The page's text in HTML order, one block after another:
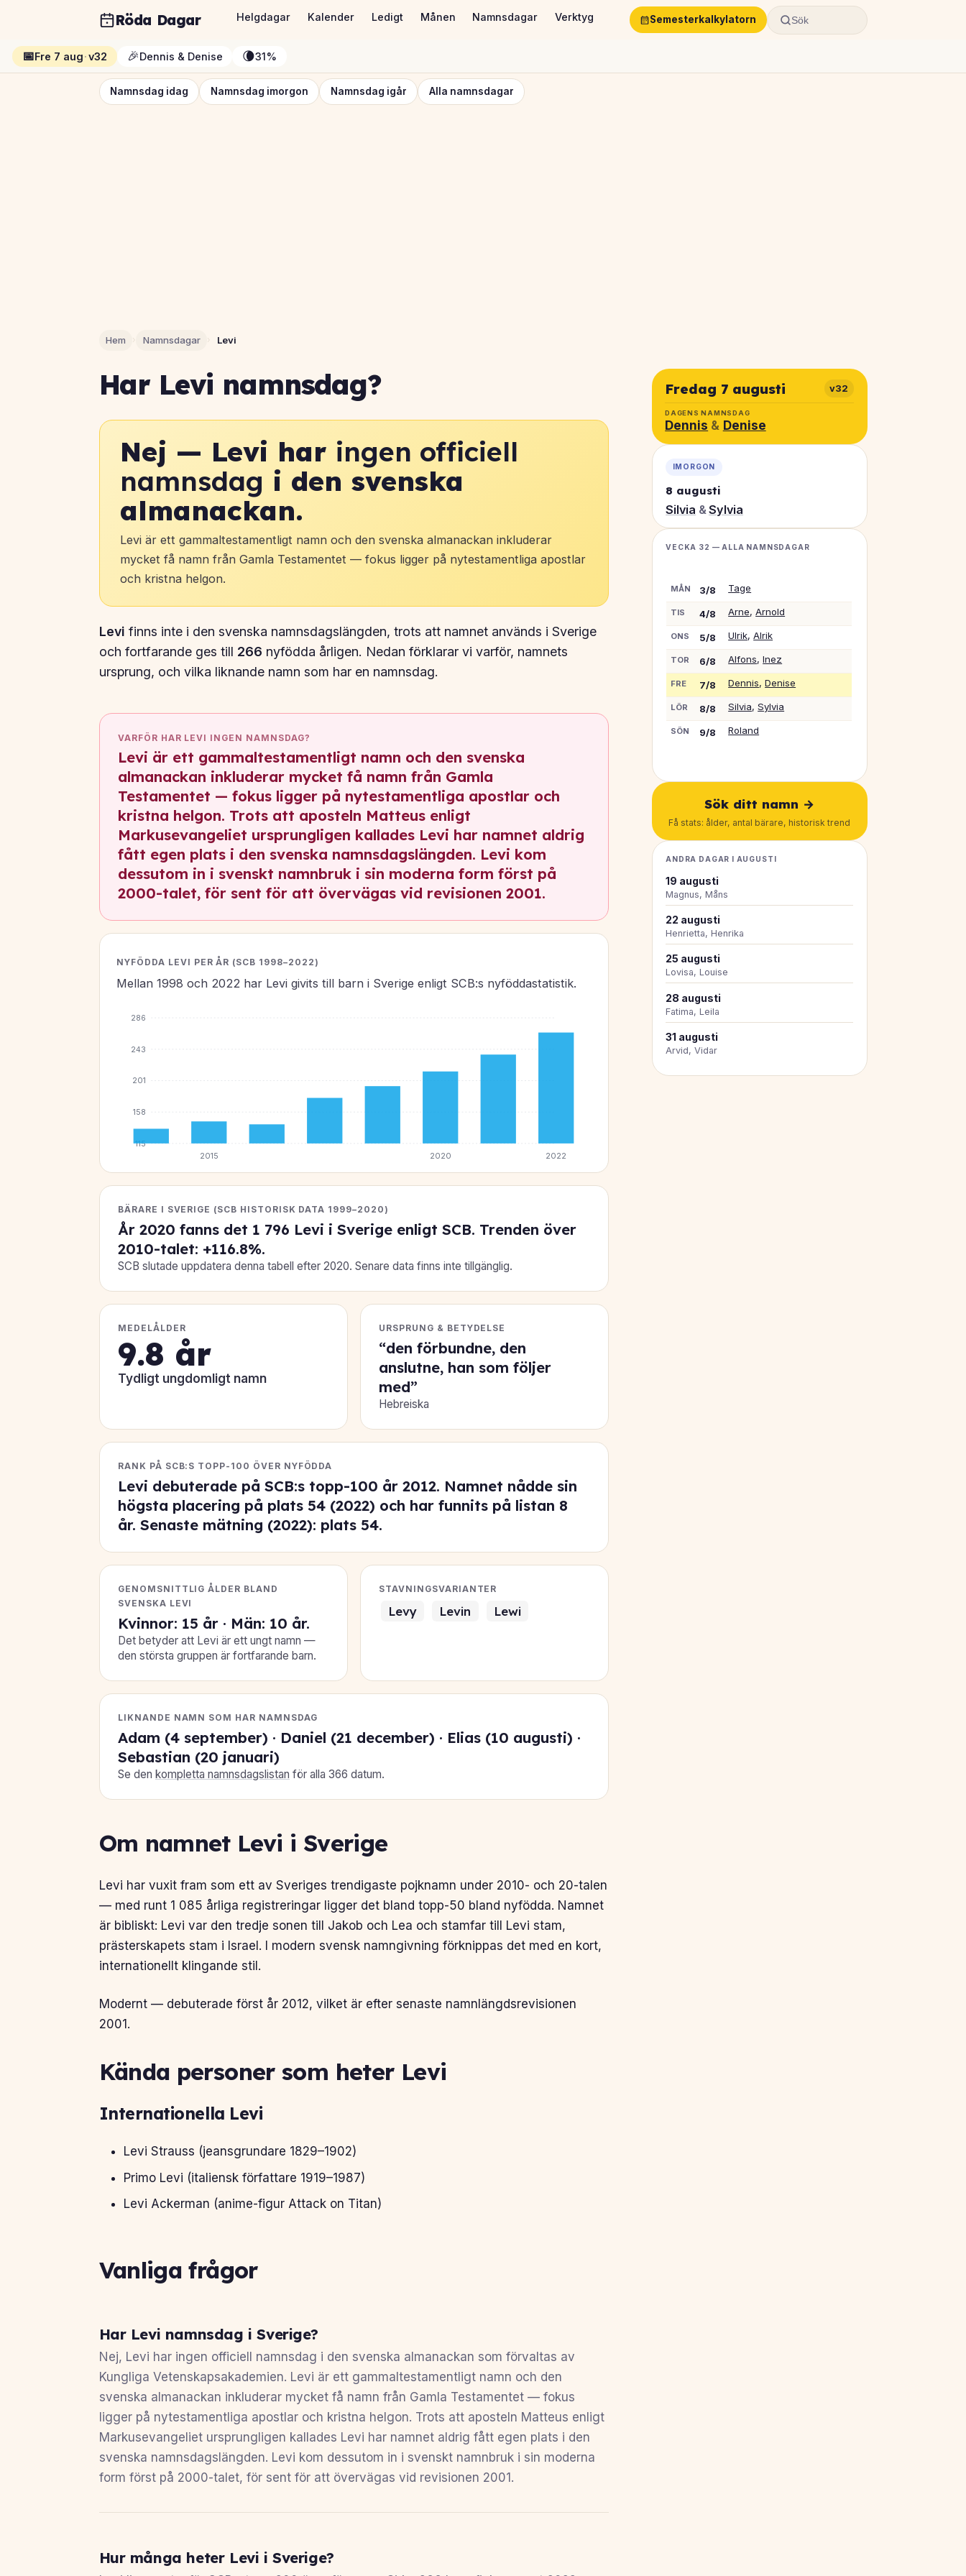
Röda Dagar Helgdagar Kalender Ledigt Månen Namnsdagar Verktyg Semesterkalkylatorn Sök
📅Fre 7 aug·v32 🎉Dennis & Denise 🌘31%
Namnsdag idag Namnsdag imorgon Namnsdag igår Alla namnsdagar
Hem › Namnsdagar › Levi
Har Levi namnsdag?
Nej — Levi har ingen officiell
namnsdag i den svenska
almanackan.
Levi är ett gammaltestamentligt namn och den svenska almanackan inkluderar
mycket få namn från Gamla Testamentet — fokus ligger på nytestamentliga apostlar
och kristna helgon.
Levi finns inte i den svenska namnsdagslängden, trots att namnet används i Sverige
och fortfarande ges till 266 nyfödda årligen. Nedan förklarar vi varför, namnets
ursprung, och vilka liknande namn som har en namnsdag.
VARFÖR HAR LEVI INGEN NAMNSDAG?
Levi är ett gammaltestamentligt namn och den svenska
almanackan inkluderar mycket få namn från Gamla
Testamentet — fokus ligger på nytestamentliga apostlar och
kristna helgon. Trots att aposteln Matteus enligt
Markusevangeliet ursprungligen kallades Levi har namnet aldrig
fått egen plats i den svenska namnsdagslängden. Levi kom
dessutom in i svenskt namnbruk i sin moderna form först på
2000-talet, för sent för att övervägas vid revisionen 2001.
NYFÖDDA LEVI PER ÅR (SCB 1998–2022)
Mellan 1998 och 2022 har Levi givits till barn i Sverige enligt SCB:s nyföddastatistik.
115
158
201
243
286
2015 2020 2022
BÄRARE I SVERIGE (SCB HISTORISK DATA 1999–2020)
År 2020 fanns det 1 796 Levi i Sverige enligt SCB. Trenden över
2010-talet: +116.8%.
SCB slutade uppdatera denna tabell efter 2020. Senare data finns inte tillgänglig.
MEDELÅLDER
9.8 år
Tydligt ungdomligt namn
URSPRUNG & BETYDELSE
“den förbundne, den
anslutne, han som följer
med”
Hebreiska
RANK PÅ SCB:S TOPP-100 ÖVER NYFÖDDA
Levi debuterade på SCB:s topp-100 år 2012. Namnet nådde sin
högsta placering på plats 54 (2022) och har funnits på listan 8
år. Senaste mätning (2022): plats 54.
GENOMSNITTLIG ÅLDER BLAND
SVENSKA LEVI
Kvinnor: 15 år · Män: 10 år.
Det betyder att Levi är ett ungt namn —
den största gruppen är fortfarande barn.
STAVNINGSVARIANTER
Levy Levin Lewi
LIKNANDE NAMN SOM HAR NAMNSDAG
Adam (4 september) · Daniel (21 december) · Elias (10 augusti) ·
Sebastian (20 januari)
Se den kompletta namnsdagslistan för alla 366 datum.
Om namnet Levi i Sverige
Levi har vuxit fram som ett av Sveriges trendigaste pojknamn under 2010- och 20-talen
— med runt 1 085 årliga registreringar ligger det bland topp-50 bland nyfödda. Namnet
är bibliskt: Levi var den tredje sonen till Jakob och Lea och stamfar till Levi stam,
prästerskapets stam i Israel. I modern svensk namngivning förknippas det med en kort,
internationellt klingande stil.
Modernt — debuterade först år 2012, vilket är efter senaste namnlängdsrevisionen
2001.
Kända personer som heter Levi
Internationella Levi
Levi Strauss (jeansgrundare 1829–1902)
Primo Levi (italiensk författare 1919–1987)
Levi Ackerman (anime-figur Attack on Titan)
Vanliga frågor
Har Levi namnsdag i Sverige?
Nej, Levi har ingen officiell namnsdag i den svenska almanackan som förvaltas av
Kungliga Vetenskapsakademien. Levi är ett gammaltestamentligt namn och den
svenska almanackan inkluderar mycket få namn från Gamla Testamentet — fokus
ligger på nytestamentliga apostlar och kristna helgon. Trots att aposteln Matteus enligt
Markusevangeliet ursprungligen kallades Levi har namnet aldrig fått egen plats i den
svenska namnsdagslängden. Levi kom dessutom in i svenskt namnbruk i sin moderna
form först på 2000-talet, för sent för att övervägas vid revisionen 2001.
Hur många heter Levi i Sverige?
Fredag 7 augusti v32
DAGENS NAMNSDAG
Dennis & Denise
IMORGON
8 augusti
Silvia & Sylvia
VECKA 32 — ALLA NAMNSDAGAR
MÅN 3/8 Tage
TIS 4/8 Arne,Arnold
ONS 5/8 Ulrik,Alrik
TOR 6/8 Alfons,Inez
FRE 7/8 Dennis,Denise
LÖR 8/8 Silvia,Sylvia
SÖN 9/8 Roland
Sök ditt namn →
Få stats: ålder, antal bärare, historisk trend
ANDRA DAGAR I AUGUSTI
19 augusti
Magnus, Måns
22 augusti
Henrietta, Henrika
25 augusti
Lovisa, Louise
28 augusti
Fatima, Leila
31 augusti
Arvid, Vidar